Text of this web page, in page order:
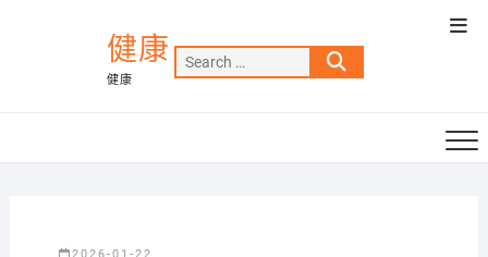
健康
健康
Search
…